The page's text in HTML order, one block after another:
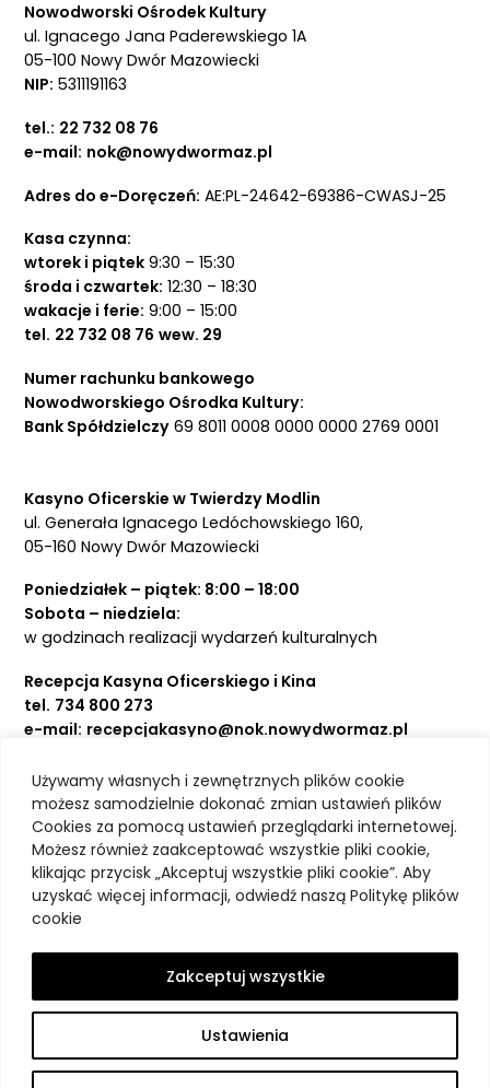
Używamy własnych i zewnętrznych plików cookie
możesz samodzielnie dokonać zmian ustawień plików
Cookies za pomocą ustawień przeglądarki internetowej.
Możesz również zaakceptować wszystkie pliki cookie,
klikając przycisk „Akceptuj wszystkie pliki cookie”. Aby
uzyskać więcej informacji, odwiedź naszą Politykę plików
cookie
Ustawienia
Zakceptuj wszystkie
Nowodworski Ośrodek Kultury
ul. Ignacego Jana Paderewskiego 1A
05-100 Nowy Dwór Mazowiecki
NIP: 5311191163
tel.: 22 732 08 76
e-mail: nok@nowydwormaz.pl
Adres do e-Doręczeń: AE:PL-24642-69386-CWASJ-25
Kasa czynna:
wtorek i piątek9:30 – 15:30
środa i czwartek: 12:30 – 18:30
wakacje i ferie: 9:00 – 15:00
tel. 22 732 08 76 wew. 29
Numer rachunku bankowego
Nowodworskiego Ośrodka Kultury:
Bank Spółdzielczy69 8011 0008 0000 0000 2769 0001
Kasyno Oficerskie w Twierdzy Modlin
ul. Generała Ignacego Ledóchowskiego 160,
05-160 Nowy Dwór Mazowiecki
Poniedziałek – piątek: 8:00 – 18:00
Sobota – niedziela:
w godzinach realizacji wydarzeń kulturalnych
Recepcja Kasyna Oficerskiego i Kina
tel. 734 800 273
e-mail: recepcjakasyno@nok.nowydwormaz.pl
Aktualności
Kasyno Oficerskie
Kino
Bilety
Zajęcia stałe
Polityka prywatności
Deklaracja dostępności